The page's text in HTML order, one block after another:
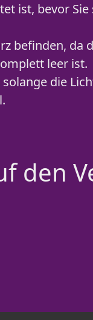
ist, bevor Sie
befinden, da
leer ist.
die
den